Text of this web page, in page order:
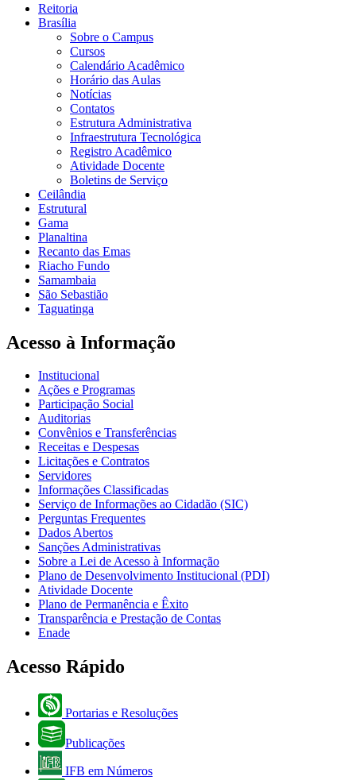
Reitoria
Brasília
Sobre o Campus
Cursos
Calendário Acadêmico
Horário das Aulas
Notícias
Contatos
Estrutura Administrativa
Infraestrutura Tecnológica
Registro Acadêmico
Atividade Docente
Boletins de Serviço
Ceilândia
Estrutural
Gama
Planaltina
Recanto das Emas
Riacho Fundo
Samambaia
São Sebastião
Taguatinga
Acesso à Informação
Institucional
Ações e Programas
Participação Social
Auditorias
Convênios e Transferências
Receitas e Despesas
Licitações e Contratos
Servidores
Informações Classificadas
Serviço de Informações ao Cidadão (SIC)
Perguntas Frequentes
Dados Abertos
Sanções Administrativas
Sobre a Lei de Acesso à Informação
Plano de Desenvolvimento Institucional (PDI)
Atividade Docente
Plano de Permanência e Êxito
Transparência e Prestação de Contas
Enade
Acesso Rápido
Portarias e Resoluções
Publicações
IFB em Números